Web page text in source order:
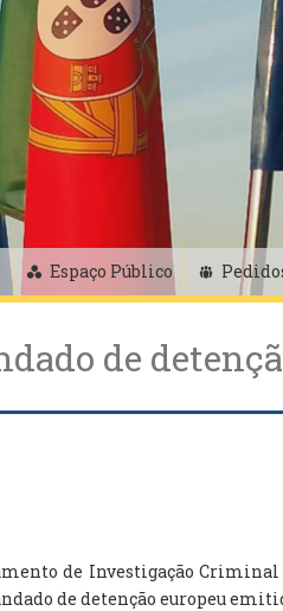
Espaço Público
de
de Investigação
de detenção europeu